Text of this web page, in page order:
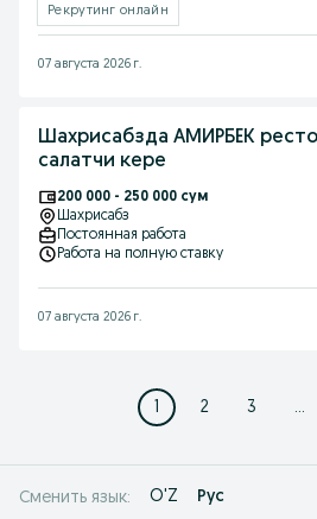
Рекрутинг онлайн
07 августа 2026 г.
Шахрисабзда АМИРБЕК
салатчи кере
200 000 - 250 000 сум
Шахрисабз
Постоянная работа
Работа на полную ставку
07 августа 2026 г.
1 2 3 ...
Сменить язык: O'Z Рус